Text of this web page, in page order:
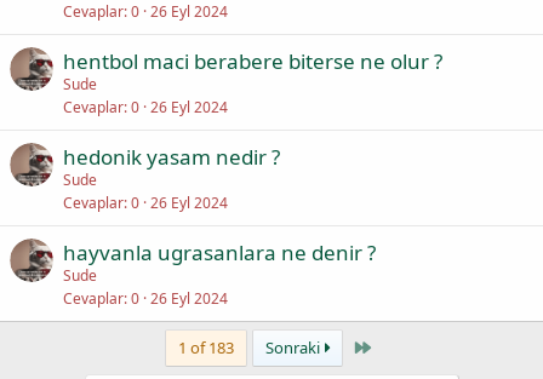
Cevaplar 0 26 Eyl 2024
hentbol maci berabere biterse ne olur ?
Sude
Cevaplar 0 26 Eyl 2024
hedonik yasam nedir ?
Sude
Cevaplar 0 26 Eyl 2024
hayvanla ugrasanlara ne denir ?
Sude
Cevaplar 0 26 Eyl 2024
1 of 183 Sonraki Last